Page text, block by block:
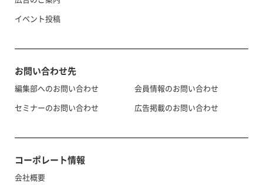
イベント投稿
お問い合わせ先
編集部へのお問い合わせ
セミナーのお問い合わせ
会員情報のお問い合わせ
広告掲載のお問い合わせ
コーポレート情報
会社概要